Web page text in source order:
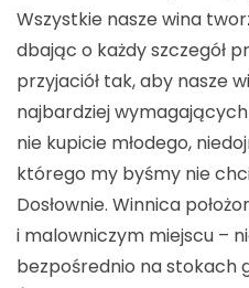
Wszystkie nasze wina
dbając o każdy szczegół
przyjaciół tak, aby nasze
najbardziej
nie kupicie młodego,
którego my byśmy nie
Dosłownie. Winnica
i malowniczym miejscu –
bezpośrednio na stokach